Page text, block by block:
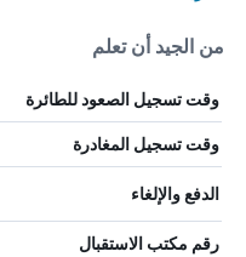
من الجيد أن تعلم
وقت تسجيل الصعود للطائرة
وقت تسجيل المغادرة
الدفع والإلغاء
رقم مكتب الاستقبال